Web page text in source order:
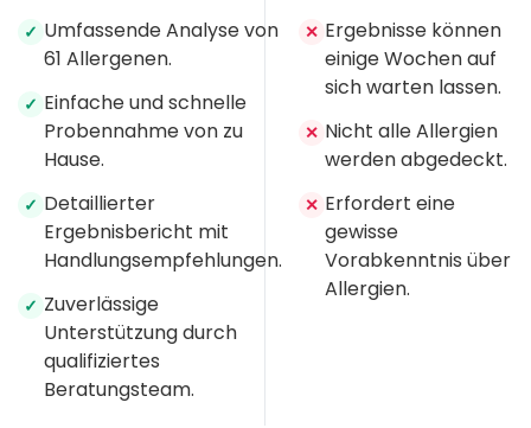
✓ Umfassende Analyse von
61 Allergenen.
✓ Einfache und schnelle
Probennahme von zu
Hause.
✓ Detaillierter
Ergebnisbericht mit
Handlungsempfehlungen.
✓ Zuverlässige
Unterstützung durch
qualifiziertes
Beratungsteam.
✕ Ergebnisse können
einige Wochen auf
sich warten lassen.
✕ Nicht alle Allergien
werden abgedeckt.
✕ Erfordert eine
gewisse
Vorabkenntnis über
Allergien.